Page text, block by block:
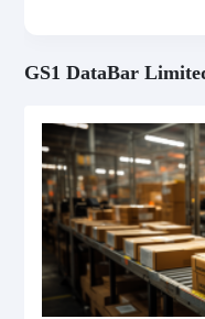
GS1 DataBar